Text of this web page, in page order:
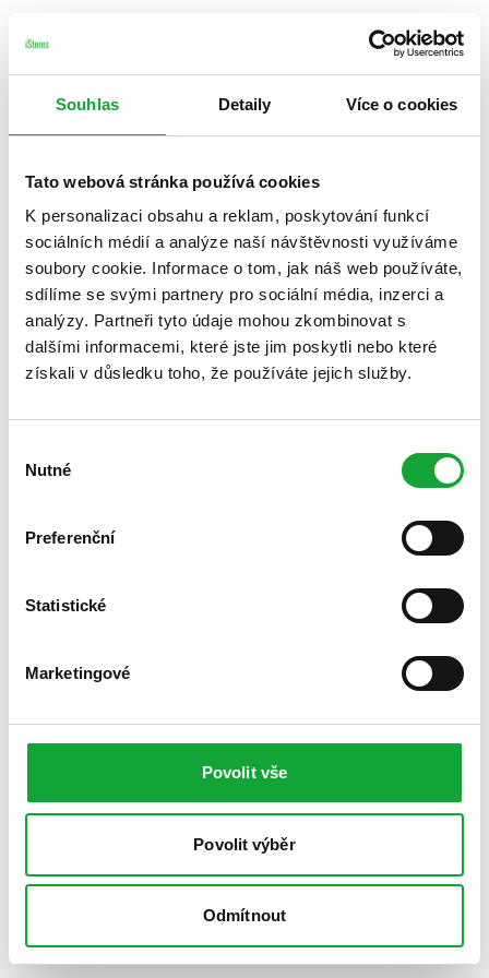
Souhlas Detaily Více o cookies
Tato webová stránka používá cookies
K personalizaci obsahu a reklam, poskytování funkcí
sociálních médií a analýze naší návštěvnosti využíváme
soubory cookie. Informace o tom, jak náš web používáte,
sdílíme se svými partnery pro sociální média, inzerci a
analýzy. Partneři tyto údaje mohou zkombinovat s
dalšími informacemi, které jste jim poskytli nebo které
získali v důsledku toho, že používáte jejich služby.
souhlasu
Nutné
Preferenční
Statistické
Marketingové
Povolit vše
Povolit výběr
Odmítnout